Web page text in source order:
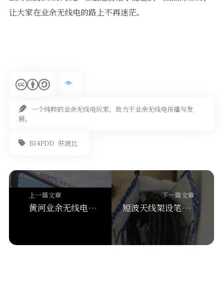
让大家在业余无线电的路上不再迷茫。
一个纯粹的业余无线电玩家，致力于业余无线电传播与发
展。
BI4PDD 驻波比
上一篇文章
黄河业余无线电预祝C类考试济南HAM远征旗开得胜
下一篇文章
短波天线架设笔记-BI4PDD